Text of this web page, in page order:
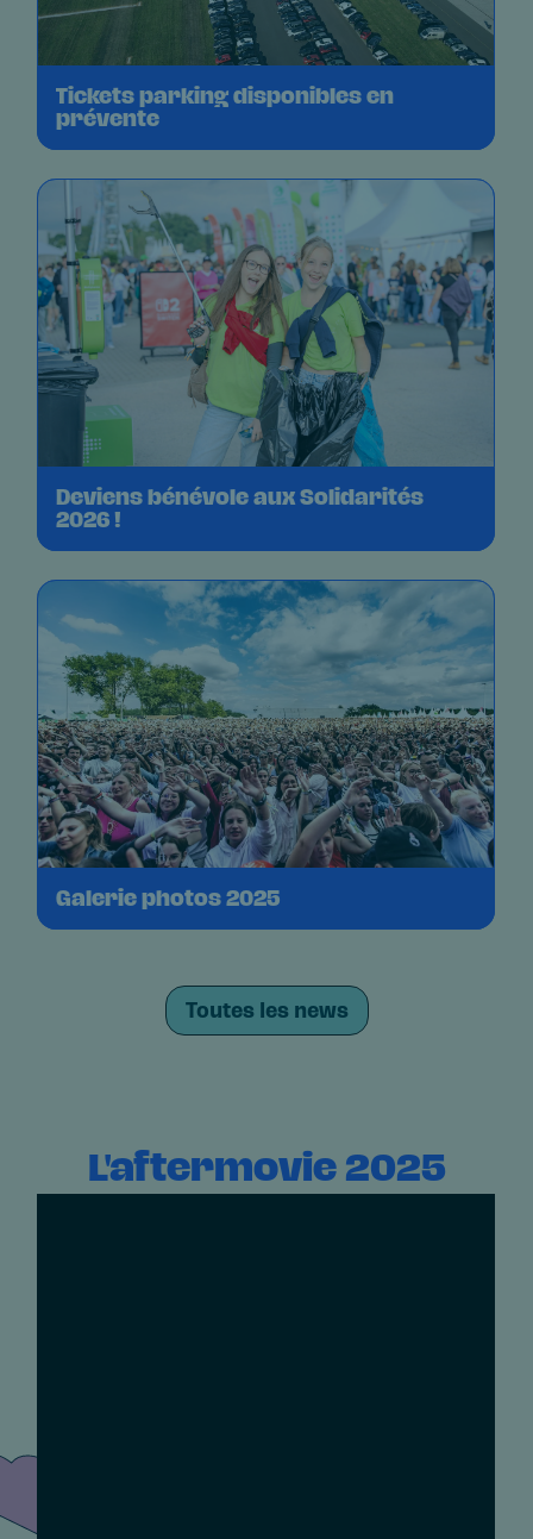
Tickets parking disponibles en
prévente
Deviens bénévole aux Solidarités
2026 !
Galerie photos 2025
Toutes les news
L'aftermovie 2025